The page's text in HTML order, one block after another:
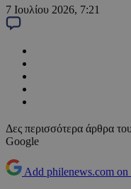
7 Ιουλίου 2026, 7:21
Δες περισσότερα άρθρα
Google
Add philenews.com on